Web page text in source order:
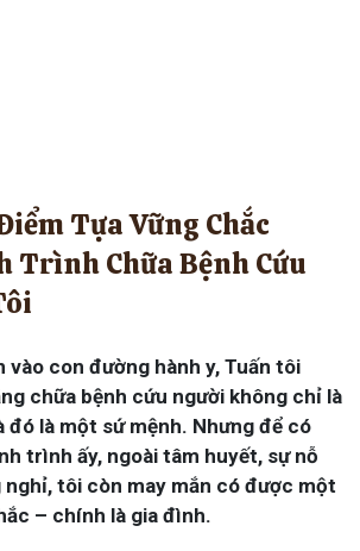
Tựa Vững Chắc
Trình Chữa Bệnh Cứu
vào con đường hành y, Tuấn tôi
chữa bệnh cứu người không chỉ là
đó là một sứ mệnh. Nhưng để có
trình ấy, ngoài tâm huyết, sự nỗ
tôi còn may mắn có được một
– chính là gia đình.